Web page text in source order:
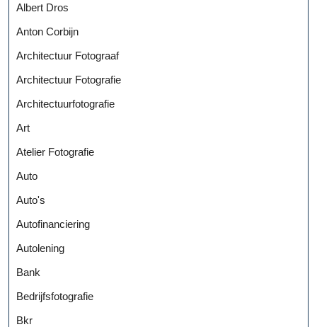
Albert Dros
Anton Corbijn
Architectuur Fotograaf
Architectuur Fotografie
Architectuurfotografie
Art
Atelier Fotografie
Auto
Auto's
Autofinanciering
Autolening
Bank
Bedrijfsfotografie
Bkr